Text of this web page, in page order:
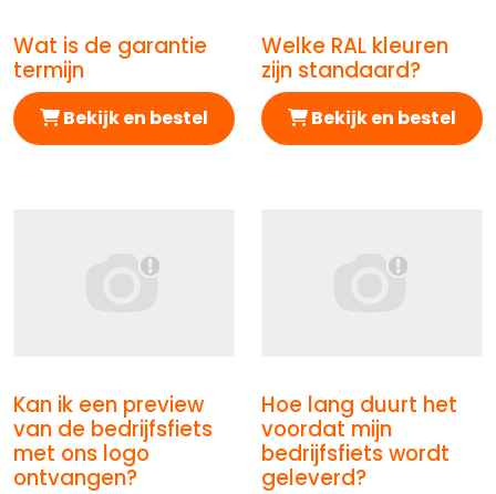
Afbeelding Wat is de garantie termijn
Wat is de garantie
termijn
Bekijk en bestel
Afbeelding Welke RAL
Welke RAL kleuren
zijn standaard?
Bekijk en bestel
Afbeelding Kan ik een preview van de bedrijfsfiets
Kan ik een preview
van de bedrijfsfiets
met ons logo
ontvangen?
Afbeelding Hoe lang
Hoe lang duurt het
voordat mijn
bedrijfsfiets wordt
geleverd?